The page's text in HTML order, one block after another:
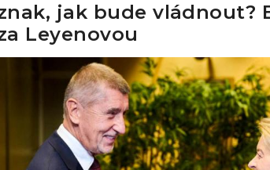
jak bude vládnout?
Leyenovou